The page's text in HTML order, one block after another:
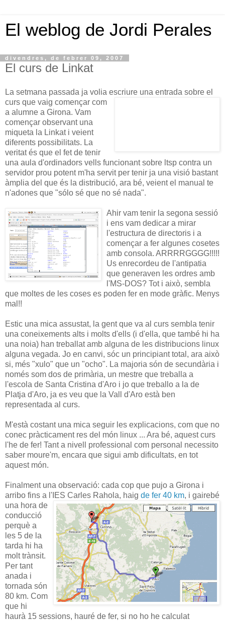
El weblog de Jordi Perales
divendres, de febrer 09, 2007
El curs de Linkat
La setmana passada ja volia escriure una entrada sobre e
curs que vaig començar com
a alumne a Girona. Vam
començar observant una
miqueta la Linkat i veient
diferents possibilitats. La
veritat és que el fet de tenir
una aula d'ordinadors vells funcionant sobre ltsp contra un
servidor prou potent m'ha servit per tenir ja una visió bastant
àmplia del que és la distribució, ara bé, veient el manual te
n'adones que "sólo sé que no sé nada".
Ahir vam tenir la segona sessió
i ens vam dedicar a mirar
l'estructura de directoris i a
començar a fer algunes cosetes
amb consola. ARRRRGGGG!!!!!
Us enrecordeu de l'antipatia
que generaven les ordres amb
l'MS-DOS? Tot i això, sembla
que moltes de les coses es poden fer en mode gràfic. Menys
mal!!
Estic una mica assustat, la gent que va al curs sembla tenir
una coneixements alts i molts d'ells (i d'ella, que també hi ha
una noia) han treballat amb alguna de les distribucions linux
alguna vegada. Jo en canvi, sóc un principiant total, ara això
si, més "xulo" que un "ocho". La majoria són de secundària i
només som dos de primària, un mestre que treballa a
l'escola de Santa Cristina d'Aro i jo que treballo a la de
Platja d'Aro, ja es veu que la Vall d'Aro està ben
representada al curs.
M'està costant una mica seguir les explicacions, com que no
conec pràcticament res del món linux ... Ara bé, aquest curs
l'he de fer! Tant a nivell professional com personal necessito
saber moure'm, encara que sigui amb dificultats, en tot
aquest món.
Finalment una observació: cada cop que pujo a Girona i
arribo fins a l'IES Carles Rahola, haig de fer 40 km, i gairebé
una hora de
conducció
perquè a
les 5 de la
tarda hi ha
molt trànsit.
Per tant
anada i
tornada són
80 km. Com
que hi
haurà 15 sessions, hauré de fer, si no ho he calculat